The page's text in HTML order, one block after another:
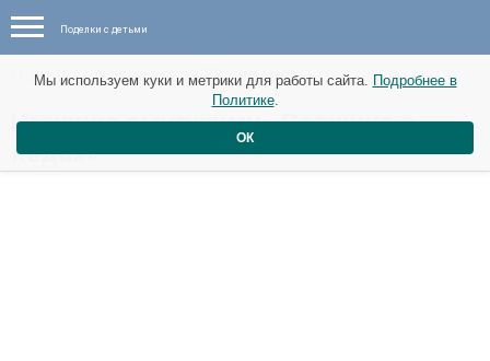
Поделки с детьми
Новые материалы от 27 января
Игрушка амигуруми «Совушка в
кедах»
Мы используем куки и метрики для работы сайта. Подробнее в
Политике.
ОК